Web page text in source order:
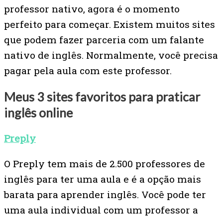
professor nativo, agora é o momento
perfeito para começar. Existem muitos sites
que podem fazer parceria com um falante
nativo de inglês. Normalmente, você precisa
pagar pela aula com este professor.
Meus 3 sites favoritos para praticar
inglês online
Preply
O Preply tem mais de 2.500 professores de
inglês para ter uma aula e é a opção mais
barata para aprender inglês. Você pode ter
uma aula individual com um professor a